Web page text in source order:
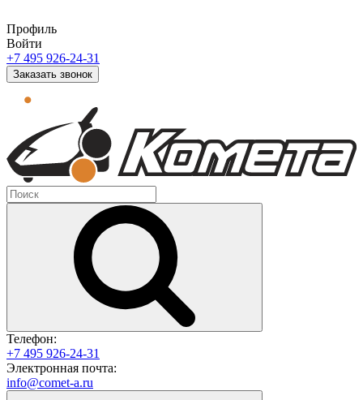
Профиль
Войти
+7 495 926-24-31
Заказать звонок
Телефон:
+7 495 926-24-31
Электронная почта:
info@comet-a.ru